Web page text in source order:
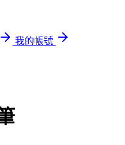
我的帳號